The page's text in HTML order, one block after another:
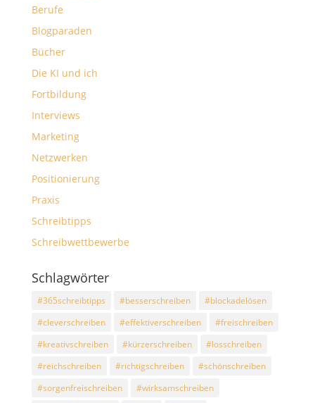
Berufe
Blogparaden
Bücher
Die KI und ich
Fortbildung
Interviews
Marketing
Netzwerken
Positionierung
Praxis
Schreibtipps
Schreibwettbewerbe
Schlagwörter
#365schreibtipps #besserschreiben
#blockadelösen
#cleverschreiben
#effektiverschreiben
#freischreiben
#kreativschreiben
#kürzerschreiben
#losschreiben
#reichschreiben
#richtigschreiben
#schönschreiben
#sorgenfreischreiben
#wirksamschreiben